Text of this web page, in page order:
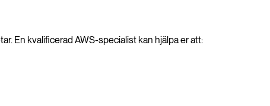
En kvalificerad AWS-specialist kan hjälpa er att: